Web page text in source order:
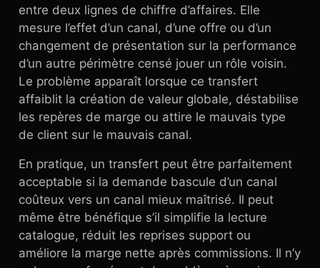
entre deux lignes de chiffre d’affaires. Elle
mesure l’effet d’un canal, d’une offre ou d’un
changement de présentation sur la performance
d’un autre périmètre censé jouer un rôle voisin.
Le problème apparaît lorsque ce transfert
affaiblit la création de valeur globale, déstabilise
les repères de marge ou attire le mauvais type
de client sur le mauvais canal.
En pratique, un transfert peut être parfaitement
acceptable si la demande bascule d’un canal
coûteux vers un canal mieux maîtrisé. Il peut
même être bénéfique s’il simplifie la lecture
catalogue, réduit les reprises support ou
améliore la marge nette après commissions. Il n’y